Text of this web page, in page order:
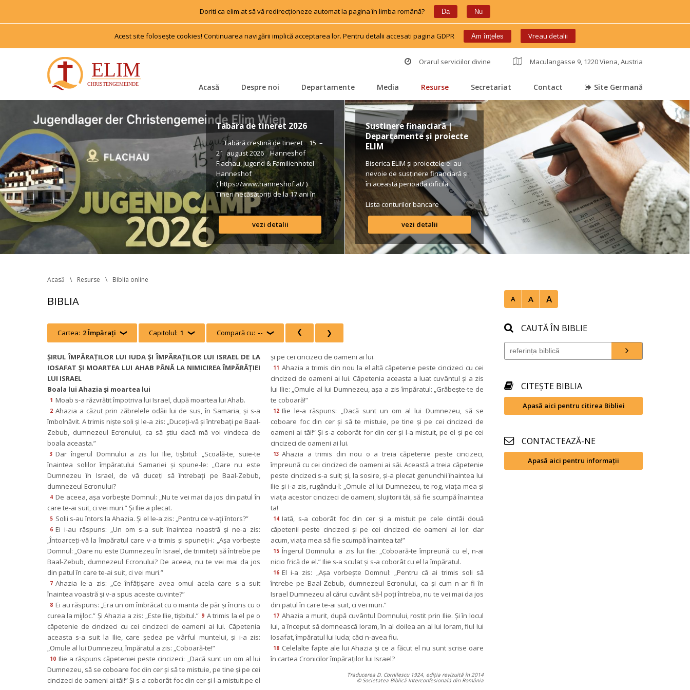
Doriti ca elim.at să vă redirecționeze automat la pagina în limba română? Da Nu
Acest site foloseşte cookies! Continuarea navigării implică acceptarea lor. Pentru detalii accesati pagina GDPR Am înțele Vreau detalii
Orarul serviciilor divine Maculangasse 9, 1220 Viena, Austria
Acasă Despre noi Departamente Media Resurse Secretariat Contact Site Germană
Tabăra de tineret 2026
Tabără creștină de tineret 15 –
21 august 2026 Hanneshof
Flachau, Jugend & Familienhotel
Hanneshof
( https://www.hanneshof.at/ )
Tineri necăsătoriți de la 17 ani în
us € 420/ p.P. (inclusiv
Vollpension, activități, transport*)
Formular de înscriere
Regulamentul taberei *Având
în vedere că o parte din
transportul […]
vezi detalii
Sustinere financiară |
Departamente și proiecte
ELIM
Biserica ELIM și proiectele ei au
nevoie de susținere financiară și
în această perioadă dificilă.
Lista conturilor bancare
vezi detalii
Acasă Resurse Biblia online
BIBLIA A A A
Cartea: 2 Împărați Capitolul: 1 Compară cu: --
ŞIRUL ÎMPĂRAŢILOR LUI IUDA ŞI ÎMPĂRAŢILOR LUI ISRAEL DE LA
IOSAFAT ŞI MOARTEA LUI AHAB PÂNĂ LA NIMICIREA ÎMPĂRĂŢIEI
LUI ISRAEL
Boala lui Ahazia şi moartea lui
1 Moab s-a răzvrătit împotriva lui Israel, după moartea lui Ahab.
2 Ahazia a căzut prin zăbrelele odăii lui de sus, în Samaria, şi s-a
îmbolnăvit. A trimis nişte soli şi le-a zis: „Duceţi-vă şi întrebaţi pe Baal-
Zebub, dumnezeul Ecronului, ca să ştiu dacă mă voi vindeca de
boala aceasta.”
3 Dar îngerul Domnului a zis lui Ilie, tişbitul: „Scoală-te, suie-te
înaintea solilor împăratului Samariei şi spune-le: „Oare nu este
Dumnezeu în Israel, de vă duceţi să întrebaţi pe Baal-Zebub,
dumnezeul Ecronului?
4 De aceea, aşa vorbeşte Domnul: „Nu te vei mai da jos din patul în
care te-ai suit, ci vei muri.” Şi Ilie a plecat.
5 Solii s-au întors la Ahazia. Şi el le-a zis: „Pentru ce v-aţi întors?”
6 Ei i-au răspuns: „Un om s-a suit înaintea noastră şi ne-a zis:
„Întoarceţi-vă la împăratul care v-a trimis şi spuneţi-i: „Aşa vorbeşte
Domnul: „Oare nu este Dumnezeu în Israel, de trimiteţi să întrebe pe
Baal-Zebub, dumnezeul Ecronului? De aceea, nu te vei mai da jos
din patul în care te-ai suit, ci vei muri.”
7 Ahazia le-a zis: „Ce înfăţişare avea omul acela care s-a suit
înaintea voastră şi v-a spus aceste cuvinte?”
8 Ei au răspuns: „Era un om îmbrăcat cu o manta de păr şi încins cu o
curea la mijloc.” Şi Ahazia a zis: „Este Ilie, tişbitul.” 9 A trimis la el pe o
căpetenie de cincizeci cu cei cincizeci de oameni ai lui. Căpetenia
aceasta s-a suit la Ilie, care şedea pe vârful muntelui, şi i-a zis:
„Omule al lui Dumnezeu, împăratul a zis: „Coboară-te!”
10 Ilie a răspuns căpeteniei peste cincizeci: „Dacă sunt un om al lui
Dumnezeu, să se coboare foc din cer şi să te mistuie, pe tine şi pe cei
cincizeci de oameni ai tăi!” Şi s-a coborât foc din cer şi l-a mistuit pe el
şi pe cei cincizeci de oameni ai lui.
11 Ahazia a trimis din nou la el altă căpetenie peste cincizeci cu cei
cincizeci de oameni ai lui. Căpetenia aceasta a luat cuvântul şi a zis
lui Ilie: „Omule al lui Dumnezeu, aşa a zis împăratul: „Grăbeşte-te de
te coboară!”
12 Ilie le-a răspuns: „Dacă sunt un om al lui Dumnezeu, să se
coboare foc din cer şi să te mistuie, pe tine şi pe cei cincizeci de
oameni ai tăi!” Şi s-a coborât for din cer şi l-a mistuit, pe el şi pe cei
cincizeci de oameni ai lui.
13 Ahazia a trimis din nou o a treia căpetenie peste cincizeci,
împreună cu cei cincizeci de oameni ai săi. Această a treia căpetenie
peste cincizeci s-a suit; şi, la sosire, şi-a plecat genunchii înaintea lui
Ilie şi i-a zis, rugându-l: „Omule al lui Dumnezeu, te rog, viaţa mea şi
viaţa acestor cincizeci de oameni, slujitorii tăi, să fie scumpă înaintea
ta!
14 Iată, s-a coborât foc din cer şi a mistuit pe cele dintâi două
căpetenii peste cincizeci şi pe cei cincizeci de oameni ai lor: dar
acum, viaţa mea să fie scumpă înaintea ta!”
15 Îngerul Domnului a zis lui Ilie: „Coboară-te împreună cu el, n-ai
nicio frică de el.” Ilie s-a sculat şi s-a coborât cu el la împăratul.
16 El i-a zis: „Aşa vorbeşte Domnul: „Pentru că ai trimis soli să
întrebe pe Baal-Zebub, dumnezeul Ecronului, ca şi cum n-ar fi în
Israel Dumnezeu al cărui cuvânt să-l poţi întreba, nu te vei mai da jos
din patul în care te-ai suit, ci vei muri.”
17 Ahazia a murit, după cuvântul Domnului, rostit prin Ilie. Şi în locul
lui, a început să domnească Ioram, în al doilea an al lui Ioram, fiul lui
Iosafat, împăratul lui Iuda; căci n-avea fiu.
18 Celelalte fapte ale lui Ahazia şi ce a făcut el nu sunt scrise oare
în cartea Cronicilor împăraţilor lui Israel?
Traducerea D. Cornilescu 1924, ediția revizuită în 2014
© Societatea Biblică Interconfesională din România
CAUTĂ ÎN BIBLIE
CITEȘTE BIBLIA
Apasă aici pentru citirea Bibliei
CONTACTEAZĂ-NE
Apasă aici pentru informații